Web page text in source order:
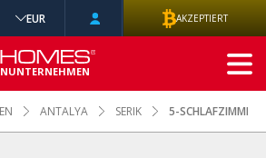
ANTALYA SERIK 5-
EUR AKZEPTIERT